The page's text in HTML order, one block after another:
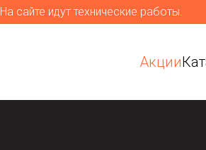
На сайте идут технические работы.
Акции